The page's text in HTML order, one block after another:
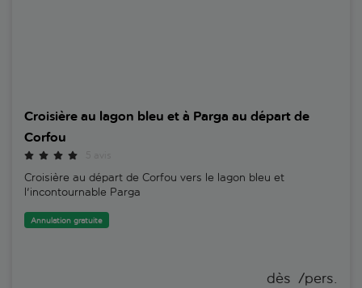
Croisière au lagon bleu et à Parga au départ de
Corfou
Croisière au départ de Corfou vers le lagon bleu et
l'incontournable Parga
Annulation gratuite
dès /pers.